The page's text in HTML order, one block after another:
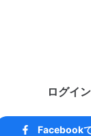
ログイン
Facebook